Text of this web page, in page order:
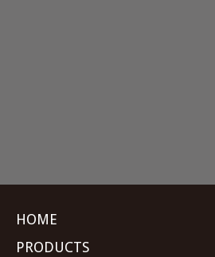
HOME
PRODUCTS